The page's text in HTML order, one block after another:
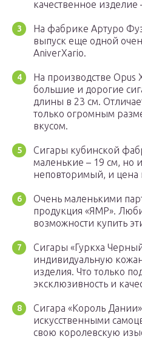
качественное
На фабрике Артуро
выпуск еще одной
AniverXario.
На производстве Opus
большие и дорогие
длины в 23 см.
только огромным
вкусом.
Сигары кубинской
маленькие – 19 см, но
неповторимый, и цена
Очень маленькими
продукция «ЯМР».
возможности купить
Сигары «Гуркха
индивидуальную
изделия. Что только
эксклюзивность и
Сигара «Король
искусственными
свою королевскую